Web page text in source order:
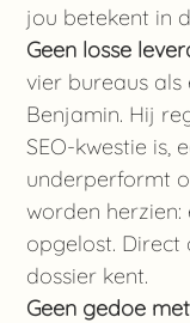
jou betekent in
Geen losse
vier bureaus als
Benjamin. Hij
SEO-kwestie is,
underperformt
worden
opgelost.
dossier kent.
Geen gedoe